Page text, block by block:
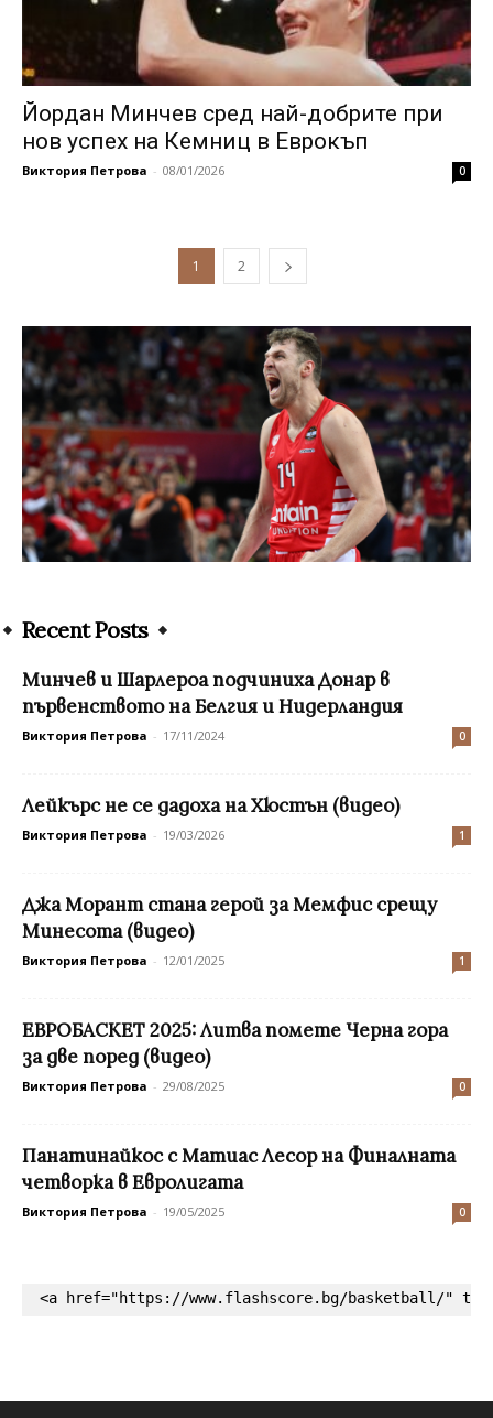
Йордан Минчев сред най-добрите при
нов успех на Кемниц в Еврокъп
Виктория Петрова - 08/01/2026 0
1 2
Recent Posts
Минчев и Шарлероа подчиниха Донар в
първенството на Белгия и Нидерландия
Виктория Петрова - 17/11/2024 0
Лейкърс не се дадоха на Хюстън (видео)
Виктория Петрова - 19/03/2026 1
Джа Морант стана герой за Мемфис срещу
Минесота (видео)
Виктория Петрова - 12/01/2025 1
ЕВРОБАСКЕТ 2025: Литва помете Черна гора
за две поред (видео)
Виктория Петрова - 29/08/2025 0
Панатинайкос с Матиас Лесор на Финалната
четворка в Евролигата
Виктория Петрова - 19/05/2025 0
<a href="https://www.flashscore.bg/basketball/"